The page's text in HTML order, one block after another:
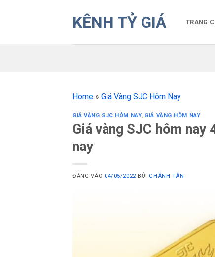
KÊNH TỶ GIÁ TRANG
Home » Giá Vàng SJC Hôm Nay
GIÁ VÀNG SJC HÔM NAY, GIÁ VÀNG HÔM NAY
Giá vàng SJC hôm
nay
ĐĂNG VÀO 04/05/2022 BỞI CHÁNH TÂN